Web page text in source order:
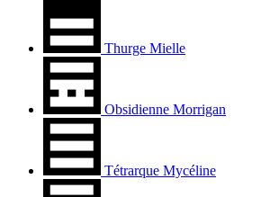
Thurge Mielle
Obsidienne Morrigan
Tétrarque Mycéline